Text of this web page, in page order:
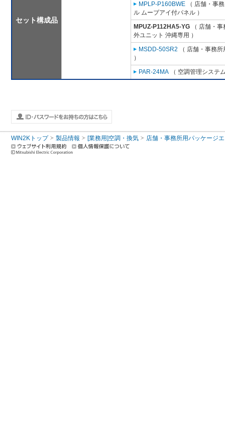
セット構成品
MPLP-P160BWE （ 店舗・事
ル ムーブアイ付パネル ）
MPUZ-P112HA5-YG （ 店舗・
外ユニット 沖縄専用 ）
MSDD-50SR2 （ 店舗・事務
）
PAR-24MA （ 空調管理システ
WIN2Kトップ 製品情報 [業務用]空調・換気 店舗・事務所用パッケージ